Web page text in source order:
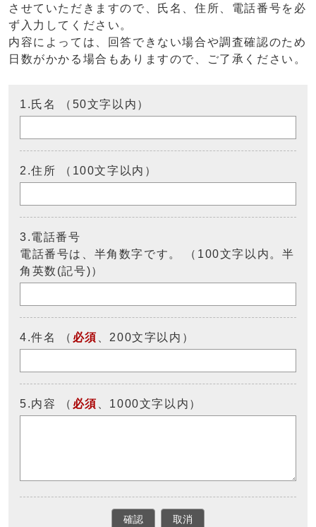
させていただきますので、氏名、住所、電話番号を必
ず入力してください。
内容によっては、回答できない場合や調査確認のため
日数がかかる場合もありますので、ご了承ください。
1.氏名 （50文字以内）
2.住所 （100文字以内）
3.電話番号
電話番号は、半角数字です。 （100文字以内。半
角英数(記号)）
4.件名 （ 必須 、200文字以内）
5.内容 （ 必須 、1000文字以内）
確認 取消